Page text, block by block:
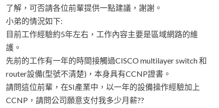
了解，可否請各位前輩提供一點建議，謝謝。
小弟的情況如下:
目前工作經驗約5年左右，工作內容主要是區域網路的維
護。
先前的工作有一年的時間接觸過CISCO multilayer switch 和
router設備(型號不清楚)，本身具有CCNP證書。
請問這位前輩，在SI產業中，以一年的設備操作經驗加上
CCNP，請問公司願意支付我多少月薪??